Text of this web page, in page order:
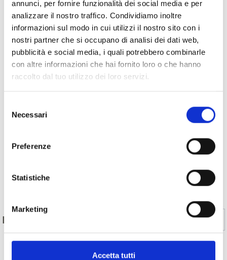
annunci, per fornire funzionalità dei social media e per
analizzare il nostro traffico. Condividiamo inoltre
informazioni sul modo in cui utilizzi il nostro sito con i
nostri partner che si occupano di analisi dei dati web,
pubblicità e social media, i quali potrebbero combinarle
con altre informazioni che hai fornito loro o che hanno
raccolto dal tuo utilizzo dei loro servizi.
delNecessari
Preferenze
Statistiche
Marketing
Accetta tutti
IL CONTENUTO VI È STATO UTILE? No